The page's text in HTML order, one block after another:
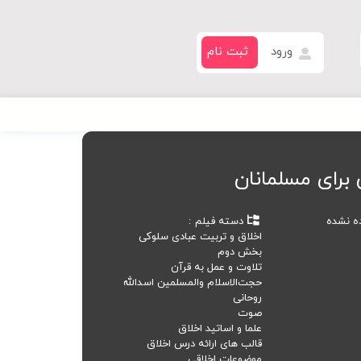
ورود ثبت نام
برای مسلمانان
نشده
دسته فیلم
اخلاق و تربیت عبادی سلوکی
بخش دوم
تلاوت و عمل به قرآن
حجت‌الاسلام‌ والمسلمین اسدالله
روحانی
صوت
علما و اساتید اخلاق
قالب های ارائه درس اخلاق